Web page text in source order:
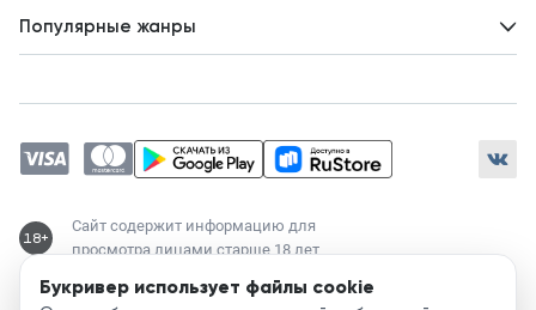
Букривер использует файлы cookie
Популярные жанры
Магические академии
Современный любовный роман
Любовное фэнтези
18+
Сайт содержит информацию для
просмотра лицами старше 18 лет
Служба поддержки: